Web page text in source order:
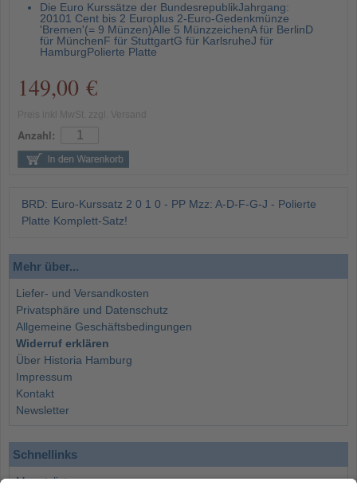
Die Euro Kurssätze der BundesrepublikJahrgang:
20101 Cent bis 2 Europlus 2-Euro-Gedenkmünze
'Bremen'(= 9 Münzen)Alle 5 MünzzeichenA für BerlinD
für MünchenF für StuttgartG für KarlsruheJ für
HamburgPolierte Platte
149,00 €
Anzahl:
BRD: Euro-Kurssatz 2 0 1 0 - PP Mzz: A-D-F-G-J - Polierte
Platte Komplett-Satz!
Mehr über...
Liefer- und Versandkosten
Privatsphäre und Datenschutz
Allgemeine Geschäftsbedingungen
Widerruf erklären
Über Historia Hamburg
Impressum
Kontakt
Newsletter
Schnellinks
Monatsliste